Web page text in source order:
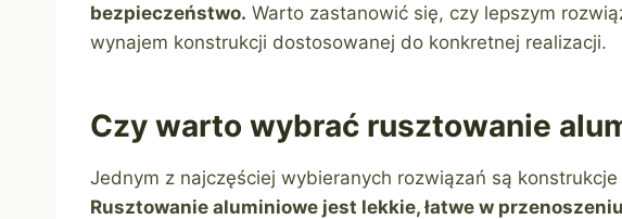
bezpieczeństwo. Warto zastanowić się, czy lepszym
wynajem konstrukcji dostosowanej do konkretnej realizacji.
Czy warto wybrać rusztowanie
Jednym z najczęściej wybieranych rozwiązań są
Rusztowanie aluminiowe jest lekkie, łatwe w